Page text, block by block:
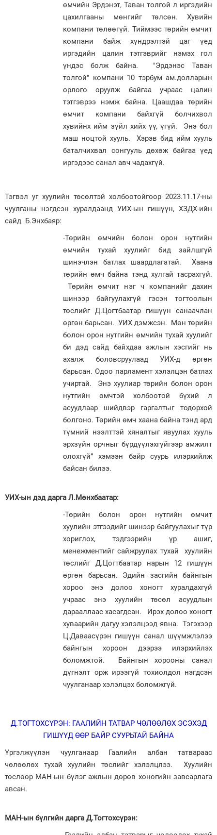
өмчийн Эрдэнэт, Таван толгой л иргэдийн
цахилгааны мөнгийг төлсөн. Хувийн
компани төлөөгүй. Тиймээс төрийн өмчит
компани байж хүндрэлтэй цаг үед
иргэдийн цалин тэтгэврийг нэмэх гол
үндэс болж байна. "Эрдэнэс Таван
толгой" компани 10 тэрбум ам.долларын
орлого оруулж байгаа учраас цалин
тэтгэврээ нэмж байна. Цаашдаа төрийн
өмчит компани байхгүй болчихвол
хувийнх ийм зүйл хийх үү, үгүй. Энэ бол
маш ноцтой хууль. Хэрэв бид ийм хууль
баталчихвал сонгууль дөхөж байгаа үед
иргэдээс санал авч чадахгүй.
Тэгвэл уг хуулийн төсөлтэй холбоотойгоор 2023.11.17-ны
чуулганы нэгдсэн хуралдаанд УИХ-ын гишүүн, ХЗДХ-ийн
сайд Б.Энхбаяр:
-Төрийн өмчийн болон орон нутгийн
өмчийн тухай хуулийг бид зайлшгүй
шинэчлэн батлах шаардлагатай. Хаана
төрийн өмч байна тэнд хулгай тасрахгүй.
Төрийн өмчит нэг ч компанийг дахин
шинээр байгуулахгүй гэсэн тогтоолын
төслийг Д.Цогтбаатар гишүүн санаачлан
өргөн барьсан. УИХ дэмжсэн. Мөн төрийн
болон орон нутгийн өмчийн тухай хуулийг
би дэд сайд байхдаа ажлын хэсгийг нь
ахалж боловсруулаад УИХ-д өргөн
барьсан. Одоо парламент хэлэлцэн батлах
учиртай. Энэ хуулиар төрийн болон орон
нутгийн өмчтэй холбоотой бүхий л
асуудлаар шийдвэр гаргалтыг тодорхой
болгоно. Төрийн өмч хаана байна тэнд ард
түмний нээлттэй хяналтыг явуулах хууль
эрхзүйн орчныг бүрдүүлэхгүйгээр амжилт
олохгүй” хэмээн байр суурь илэрхийлж
байсан билээ.
УИХ-ын дэд дарга Л.Мөнхбаатар:
-Төрийн болон орон нутгийн өмчит
хуулийн этгээдийг шинээр байгуулахыг түр
хориглох, тэдгээрийн үр ашиг,
менежментийг сайжруулах тухай хуулийн
төслийг Д.Цогтбаатар нарын 12 гишүүн
өргөн барьсан. Эдийн засгийн байнгын
хороо энэ долоо хоногт хуралдахгүй
учраас энэ хуулийн төсөл асуудлын
дарааллаас хасагдсан. Ирэх долоо хоногт
хуваарийн дагуу хэлэлцээд явна. Тэгэхээр
Ц.Даваасүрэн гишүүн санал шүүмжлэлээ
байнгын хороон дээрээ илэрхийлэх
боломжтой. Байнгын хорооны санал
дүгнэлт орж ирээгүй тохиолдол нэгдсэн
чуулганаар хэлэлцэх боломжгүй.
Д.ТОГТОХСҮРЭН: ГААЛИЙН ТАТВАР ЧӨЛӨӨЛӨХ ЭСЭХЭД
ГИШҮҮД ӨӨР БАЙР СУУРЬТАЙ БАЙНА
Үргэлжүүлэн чуулганаар Гаалийн албан татвараас
чөлөөлөх тухай хуулийн төслийг хэлэлцлээ. Хуулийн
төслөөр МАН-ын бүлэг ажлын дөрөв хоногийн завсарлага
авсан.
МАН-ын бүлгийн дарга Д.Тогтохсүрэн: